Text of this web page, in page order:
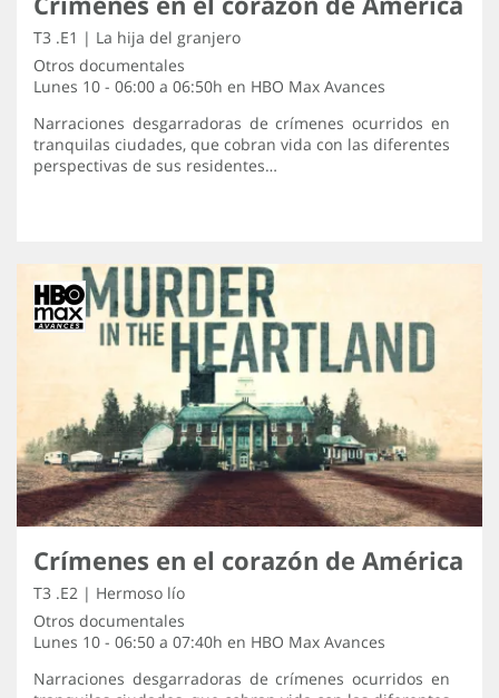
T3 .E1 | La hija del granjero
Otros documentales
Lunes 10 - 06:00 a 06:50h en HBO Max Avances
Narraciones desgarradoras de crímenes ocurridos en
tranquilas ciudades, que cobran vida con las diferentes
perspectivas de sus residentes…
Crímenes en el corazón de América
T3 .E2 | Hermoso lío
Otros documentales
Lunes 10 - 06:50 a 07:40h en HBO Max Avances
Narraciones desgarradoras de crímenes ocurridos en